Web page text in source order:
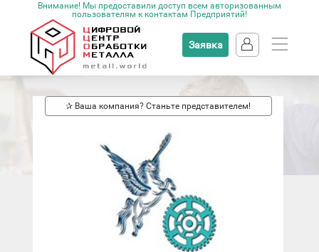
Внимание! Мы предоставили доступ всем авторизованным
пользователям к контактам Предприятий!
Заявка
✰ Ваша компания? Станьте представителем!